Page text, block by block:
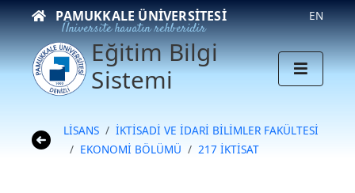
PAMUKKALE ÜNIVERSITESI
Üniversite hayatın rehberidir
EN
Eğitim Bilgi
Sistemi
LİSANS
İKTİSADİ VE İDARİ BİLİMLER FAKÜLTESİ
EKONOMİ BÖLÜMÜ
217 İKTİSAT